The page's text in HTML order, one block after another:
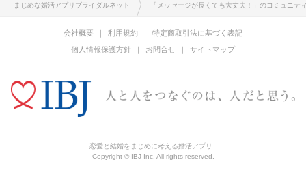
まじめな婚活アプリブライダルネット 「メッセージが長くても大丈夫！」のコミュニテ
会社概要 利用規約
特定商取引法に基づく表記
個人情報保護方針
お問合せ サイトマップ
恋愛と結婚をまじめに考える婚活アプリ
Copyright © IBJ Inc. All rights reserved.